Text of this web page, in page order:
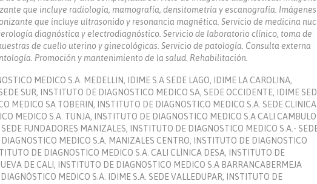
que incluye radiología, mamografía, densitometría y escanografía. Imágenes
que incluye ultrasonido y resonancia magnética. Servicio de medicina
diagnóstica y electrodiagnóstico. Servicio de laboratorio clínico, toma de
de cuello uterino y ginecológicas. Servicio de patología. Consulta externa
Promoción y mantenimiento de la salud. Rehabilitación.
MEDICO S.A. MEDELLIN, IDIME S.A SEDE LAGO, IDIME LA CAROLINA,
SUR, INSTITUTO DE DIAGNOSTICO MEDICO SA, SEDE OCCIDENTE, IDIME
MEDICO SA TOBERIN, INSTITUTO DE DIAGNOSTICO MEDICO S.A. SEDE CLINICA
MEDICO S.A. TUNJA, INSTITUTO DE DIAGNOSTICO MEDICO S.A CALI
FUNDADORES MANIZALES, INSTITUTO DE DIAGNOSTICO MEDICO S.A.-
MEDICO S.A. MANIZALES CENTRO, INSTITUTO DE DIAGNOSTICO
DE DIAGNOSTICO MEDICO S.A. CALI CLÍNICA DESA, INSTITUTO DE
DE CALI, INSTITUTO DE DIAGNOSTICO MEDICO S.A BARRANCABERMEJA
MEDICO S.A. IDIME S.A. SEDE VALLEDUPAR, INSTITUTO DE